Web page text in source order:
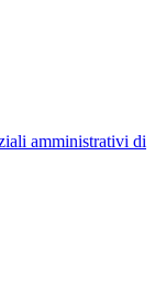
amministrativi di